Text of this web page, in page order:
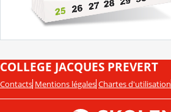
COLLEGE JACQUES PREVERT
Contacts Mentions légales Chartes d'utilisation